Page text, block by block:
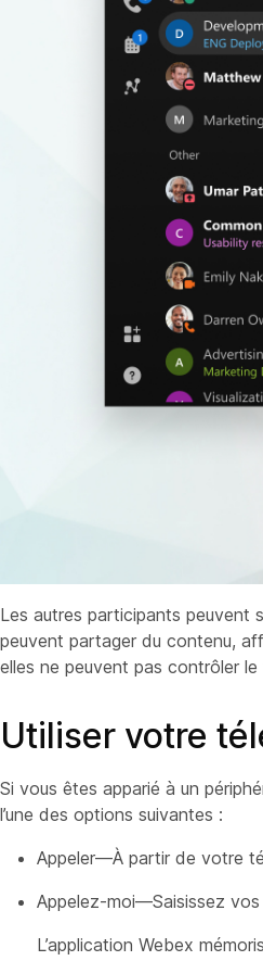
Les autres participants peuvent
peuvent partager du contenu,
elles ne peuvent pas contrôler le
Utiliser votre
Si vous êtes apparié à un
l’une des options suivantes :
Appeler—À partir de votre
Appelez-moi—Saisissez
L’application Webex